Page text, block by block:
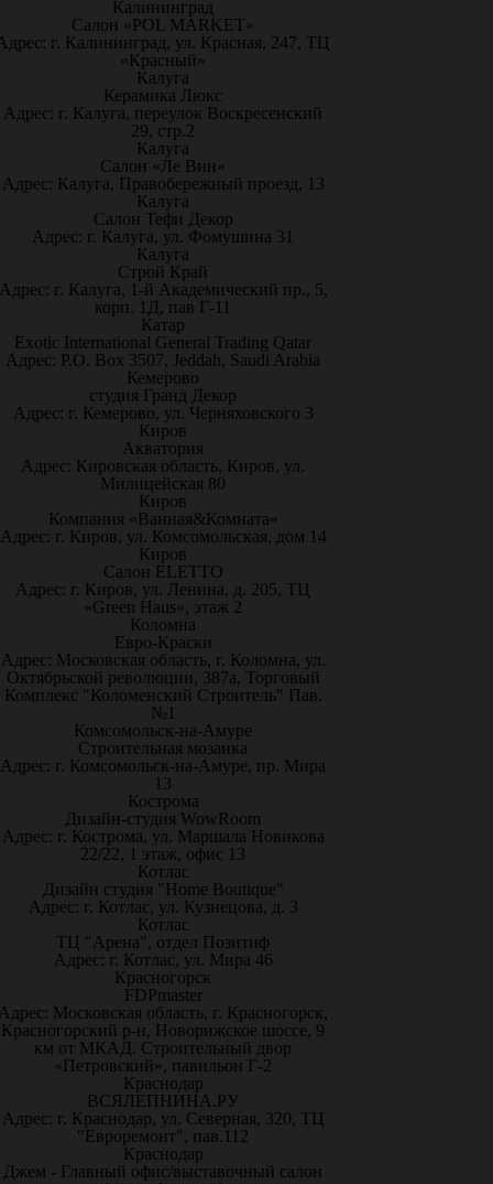
Калининград
Салон «POL MARKET»
г. Калининград, ул. Красная, 247, ТЦ
«Красный»
Калуга
Керамика Люкс
Адрес: г. Калуга, переулок Воскресенский
29, стр.2
Калуга
Салон «Ле Вин»
Адрес: Калуга, Правобережный проезд, 13
Калуга
Салон Тефи Декор
Адрес: г. Калуга, ул. Фомушина 31
Калуга
Строй Край
г. Калуга, 1-й Академический пр., 5,
корп. 1Д, пав Г-11
Катар
Exotic International General Trading Qatar
Адрес: P.O. Box 3507, Jeddah, Saudi Arabia
Кемерово
студия Гранд Декор
Адрес: г. Кемерово, ул. Черняховского 3
Киров
Акватория
Адрес: Кировская область, Киров, ул.
Милицейская 80
Киров
Компания «Ванная&Комната»
Адрес: г. Киров, ул. Комсомольская, дом 14
Киров
Салон ELETTO
Адрес: г. Киров, ул. Ленина, д. 205, ТЦ
«Green Haus», этаж 2
Коломна
Евро-Краски
Адрес: Московская область, г. Коломна, ул.
Октябрьской революции, 387а, Торговый
Комплекс "Коломенский Строитель" Пав.
№1
Комсомольск-на-Амуре
Строительная мозаика
Адрес: г. Комсомольск-на-Амуре, пр. Мира
13
Кострома
Дизайн-студия WowRoom
Адрес: г. Кострома, ул. Маршала Новикова
22/22, 1 этаж, офис 13
Котлас
Дизайн студия "Home Boutique"
Адрес: г. Котлас, ул. Кузнецова, д. 3
Котлас
ТЦ "Арена", отдел Позитиф
Адрес: г. Котлас, ул. Мира 46
Красногорск
FDPmaster
Московская область, г. Красногорск,
Красногорский р-н, Новорижское шоссе, 9
км от МКАД. Строительный двор
«Петровский», павильон Г-2
Краснодар
ВСЯЛЕПНИНА.РУ
Адрес: г. Краснодар, ул. Северная, 320, ТЦ
"Евроремонт", пав.112
Краснодар
Джем - Главный офис/выставочный салон